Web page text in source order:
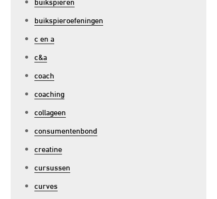
buikspieroefeningen
c en a
c&a
coach
coaching
collageen
consumentenbond
creatine
cursussen
curves